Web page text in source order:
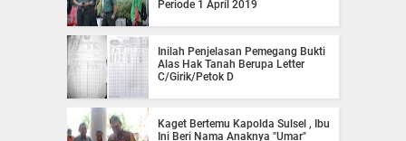
Periode 1 April 2019
Inilah Penjelasan Pemegang Bukti
Alas Hak Tanah Berupa Letter
C/Girik/Petok D
Kaget Bertemu Kapolda Sulsel , Ibu
Ini Beri Nama Anaknya "Umar"